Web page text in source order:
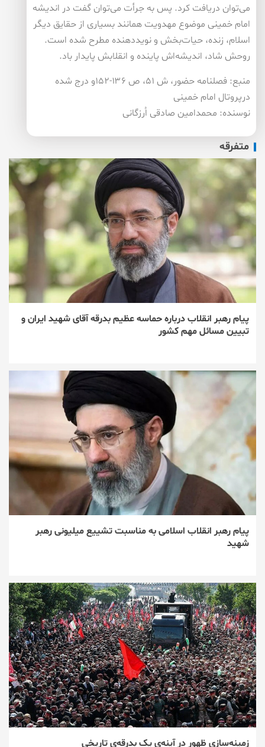
می‌توان دریافت کرد. پس به جرأت می‌توان گفت در اندیشه
امام خمینی موضوع مهدویت همانند بسیاری از حقایق دیگر
اسلام، زنده، حیات‌بخش و نویددهنده مطرح شده است.
روحش شاد، اندیشه‌اش پاینده و انقلابش پایدار باد.
منبع: فصلنامه حضور، ش ۵۱، ص ۱۳۶-۱۵۲و درج شده
درپروتال امام خمینی
نوسنده: محمدامین صادقی اُرزگانی
متفرقه
پیام رهبر انقلاب درباره حماسه عظیم بدرقه آقای شهید ایران و
تبیین مسائل مهم کشور
پیام رهبر انقلاب اسلامی به مناسبت تشییع میلیونی رهبر
شهید
زمینه‌سازی ظهور در آینه‌ی یک بدرقه‌ی تاریخی